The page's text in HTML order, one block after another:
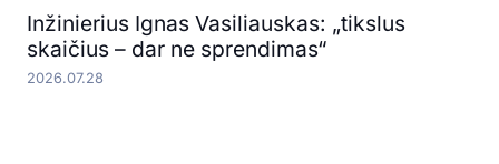
Inžinierius Ignas Vasiliauskas: „tikslus
skaičius – dar ne sprendimas“
2026.07.28